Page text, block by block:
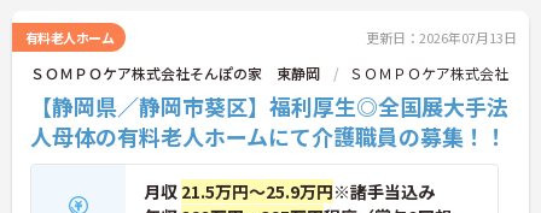
有料老人ホーム 更新日：2026年07月13日
ＳＯＭＰＯケア株式会社そんぽの家 東静岡 ＳＯＭＰＯケア株式会社
【静岡県／静岡市葵区】福利厚生◎全国展大手法
人母体の有料老人ホームにて介護職員の募集！！
月収 21.5万円～25.9万円※諸手当込み